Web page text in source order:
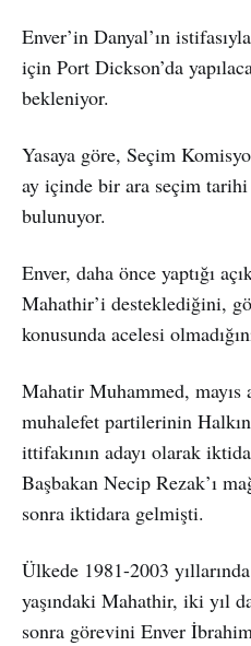
Enver’in Danyal’ın
için Port Dickson’da
bekleniyor.
Yasaya göre, Seçim
ay içinde bir ara seçim
bulunuyor.
Enver, daha önce yaptığı
Mahathir’i desteklediğini,
konusunda acelesi
Mahatir Muhammed, mayıs
muhalefet partilerinin
ittifakının adayı olarak
Başbakan Necip Rezak’ı
sonra iktidara gelmişti.
Ülkede 1981-2003
yaşındaki Mahathir, iki yıl
sonra görevini Enver